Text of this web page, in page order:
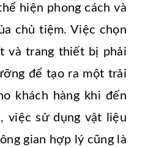
hiện phong cách và
chủ tiệm. Việc chọn
và trang thiết bị phải
để tạo ra một trải
khách hàng khi đến
việc sử dụng vật liệu
gian hợp lý cũng là